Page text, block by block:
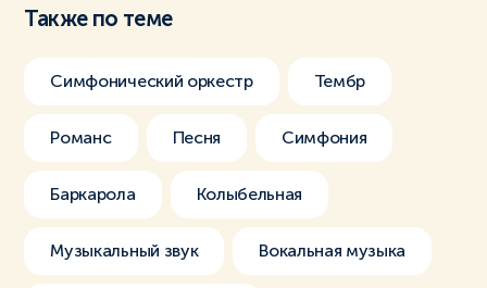
Также по теме
Симфонический оркестр Тембр
Романс Песня Симфония
Баркарола Колыбельная
Музыкальный звук Вокальная музыка